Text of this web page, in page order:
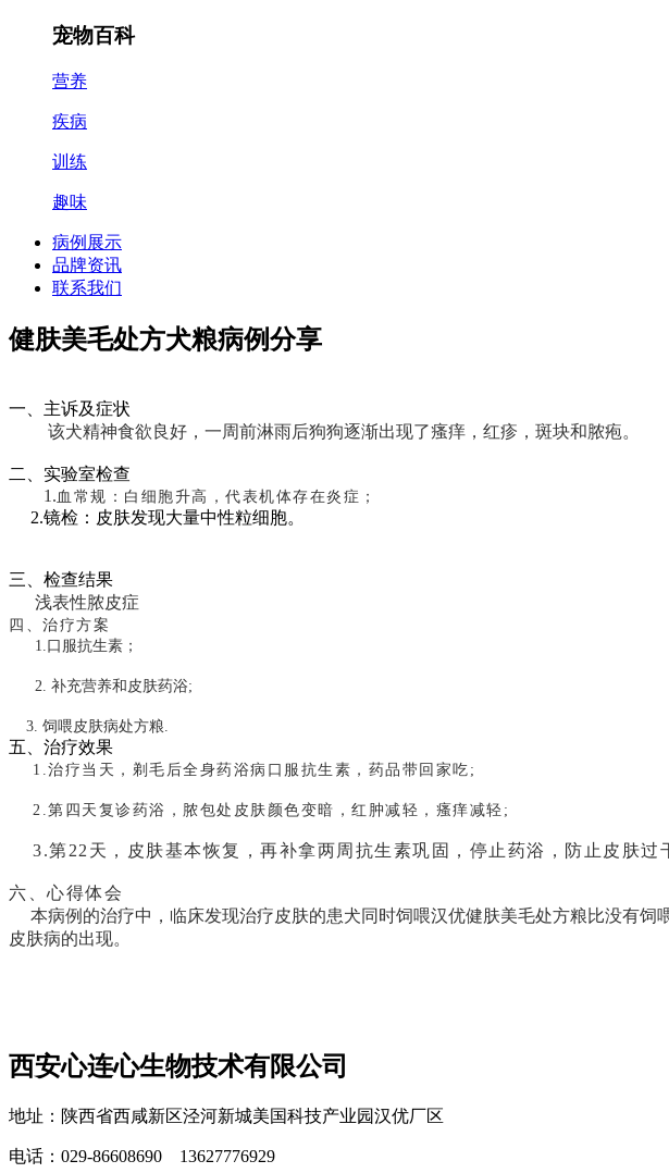
宠物百科
营养
疾病
训练
趣味
病例展示
品牌资讯
联系我们
健肤美毛处方犬粮病例分享
一、主诉及症状
该犬精神食欲良好，一周前淋雨后狗狗逐渐出现了瘙痒，红疹，斑块和脓疱。
二、实验室检查
1. 血常规：白细胞升高，代表机体存在炎症；
2.镜检：皮肤发现大量中性粒细胞。
三、检查结果
浅表性脓皮症
四、治疗方案
1 口服抗生素；
2. 补充营养和皮肤药浴;
3. 饲喂皮肤病处方粮.
五、治疗效果
1.治疗当天，剃毛后全身药浴病口服抗生素，药品带回家吃;
2.第四天复诊药浴，脓包处皮肤颜色变暗，红肿减轻，瘙痒减轻;
3.第22天，皮肤基本恢复，再补拿两周抗生素巩固，停止药浴，防止皮肤过
六、心得体会
本病例的治疗中，临床发现治疗皮肤的患犬同时饲喂汉优健肤美毛处方粮比没有饲
皮肤病的出现。
西安心连心生物技术有限公司
地址：陕西省西咸新区泾河新城美国科技产业园汉优厂区
电话：029-86608690 13627776929